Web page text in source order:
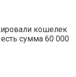
кошелек
сумма 60 000